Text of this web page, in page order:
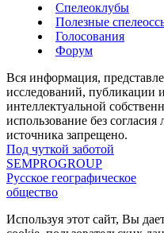
Спелеоклубы
Полезные
Голосования
Форум
Вся информация,
исследований, публикации
интеллектуальной
использование без согласия
источника запрещено.
Под чуткой заботой
SEMPROGROUP
Русское географическое
общество
Используя этот сайт, Вы